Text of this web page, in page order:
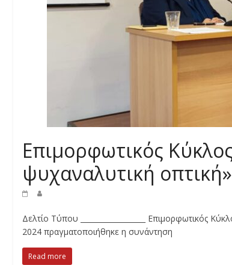
Επιμορφωτικός
ψυχαναλυτική οπτική»
Δελτίο Τύπου __________________ Επιμορφωτικός
2024 πραγματοποιήθηκε η συνάντηση
Read more